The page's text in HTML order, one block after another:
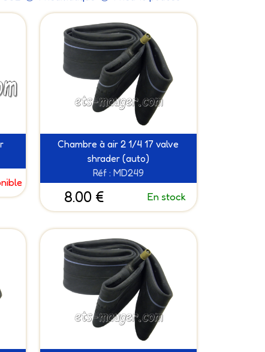
Chambre à air 2 1/4 17 valve
shrader (auto)
Réf : MD249
8.00 € En stock